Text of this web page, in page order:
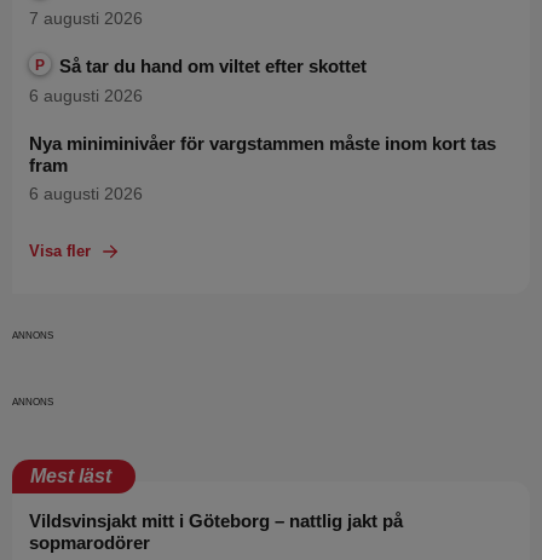
7 augusti 2026
P Så tar du hand om viltet efter skottet
6 augusti 2026
Nya miniminivåer för vargstammen måste inom kort tas
fram
6 augusti 2026
Visa fler
Mest läst
Vildsvinsjakt mitt i Göteborg – nattlig jakt på
sopmarodörer